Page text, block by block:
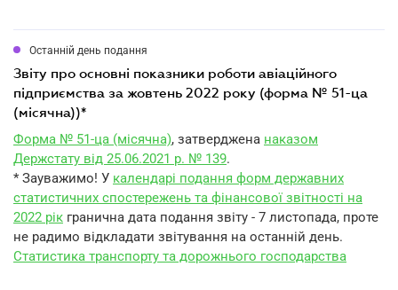
Останній день подання
звіту про основні показники роботи авіаційного
підприємства за жовтень 2022 року (форма № 51-ца
(місячна))*
Форма № 51-ца (місячна), затверджена наказом
Держстату від 25.06.2021 р. № 139.
* Зауважимо! У календарі подання форм державних
статистичних спостережень та фінансової звітності на
2022 рік гранична дата подання звіту - 7 листопада, проте
не радимо відкладати звітування на останній день.
Статистика транспорту та дорожнього господарства